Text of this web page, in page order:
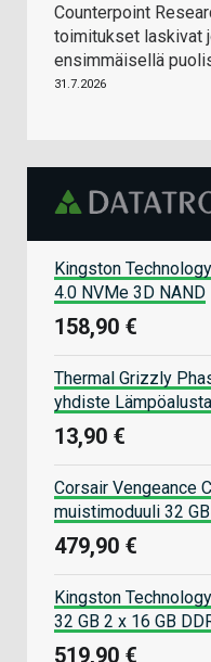
Counterpoint
toimitukset laskivat
ensimmäisellä
31.7.2026
Kingston
4.0 NVMe 3D NAND
158,90 €
Thermal Grizzly
yhdiste
13,90 €
Corsair Vengeance
muistimoduuli 32
479,90 €
Kingston
32 GB 2 x 16 GB
519,90 €